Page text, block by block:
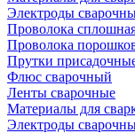
Электроды
Проволока
Проволока
Прутки
Флюс сварочный
Ленты сварочные
Материалы для
Электроды